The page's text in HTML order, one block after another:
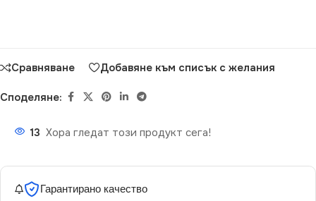
Сравняване Добавяне към списък с желания
Споделяне:
13 Хора гледат този продукт сега!
Гарантирано качество